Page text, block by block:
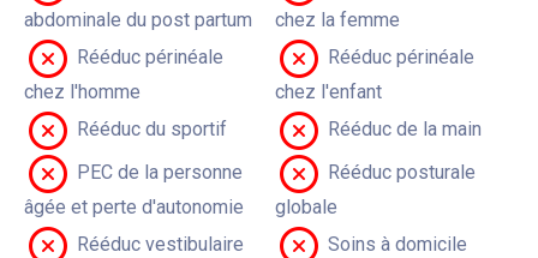
abdominale du post partum
chez la femme
Rééduc périnéale
chez l'homme
Rééduc périnéale
chez l'enfant
Rééduc du sportif
Rééduc de la main
PEC de la personne
âgée et perte d'autonomie
Rééduc posturale
globale
Rééduc vestibulaire
Soins à domicile